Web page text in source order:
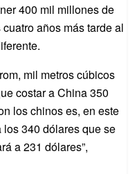
400 mil millones de
años más tarde al
mil metros cúbicos
costar a China 350
los chinos es, en este
los 340 dólares que se
a 231 dólares”,